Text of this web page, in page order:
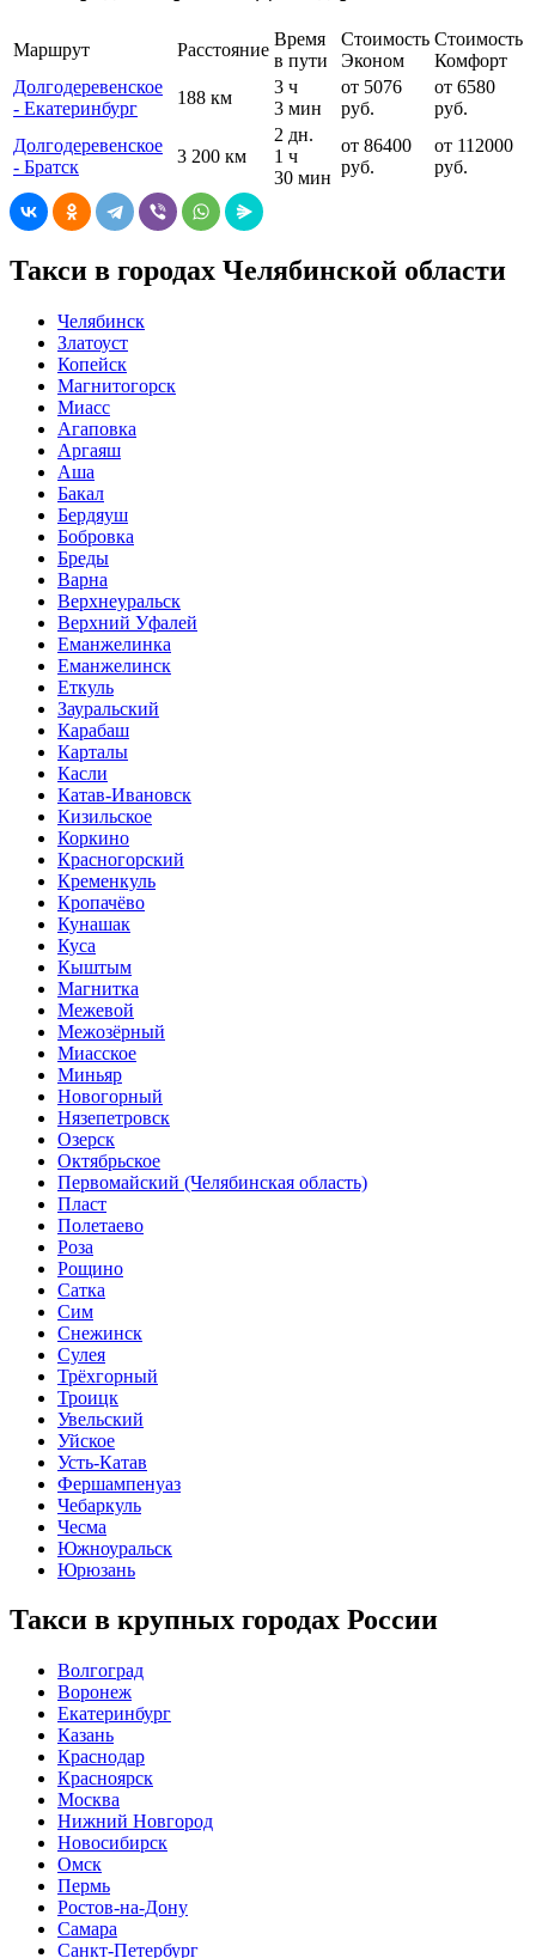
Маршрут Расстояние
Время
в пути
Стоимость
Эконом
Стоимость
Комфорт
Долгодеревенское
- Екатеринбург
188 км
3 ч
3 мин
от 5076
руб.
от 6580
руб.
Долгодеревенское
- Братск
3 200 км
2 дн.
1 ч
30 мин
от 86400
руб.
от 112000
руб.
Такси в городах Челябинской области
Челябинск
Златоуст
Копейск
Магнитогорск
Миасс
Агаповка
Аргаяш
Аша
Бакал
Бердяуш
Бобровка
Бреды
Варна
Верхнеуральск
Верхний Уфалей
Еманжелинка
Еманжелинск
Еткуль
Зауральский
Карабаш
Карталы
Касли
Катав-Ивановск
Кизильское
Коркино
Красногорский
Кременкуль
Кропачёво
Кунашак
Куса
Кыштым
Магнитка
Межевой
Межозёрный
Миасское
Миньяр
Новогорный
Нязепетровск
Озерск
Октябрьское
Первомайский (Челябинская область)
Пласт
Полетаево
Роза
Рощино
Сатка
Сим
Снежинск
Сулея
Трёхгорный
Троицк
Увельский
Уйское
Усть-Катав
Фершампенуаз
Чебаркуль
Чесма
Южноуральск
Юрюзань
Такси в крупных городах России
Волгоград
Воронеж
Екатеринбург
Казань
Краснодар
Красноярск
Москва
Нижний Новгород
Новосибирск
Омск
Пермь
Ростов-на-Дону
Самара
Санкт-Петербург